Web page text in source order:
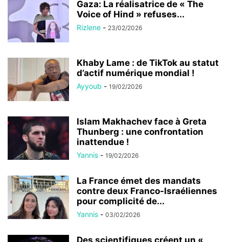
Gaza: La réalisatrice de « The
Voice of Hind » refuses...
Rizlene - 23/02/2026
Khaby Lame : de TikTok au statut
d’actif numérique mondial !
Ayyoub - 19/02/2026
Islam Makhachev face à Greta
Thunberg : une confrontation
inattendue !
Yannis - 19/02/2026
La France émet des mandats
contre deux Franco-Israéliennes
pour complicité de...
Yannis - 03/02/2026